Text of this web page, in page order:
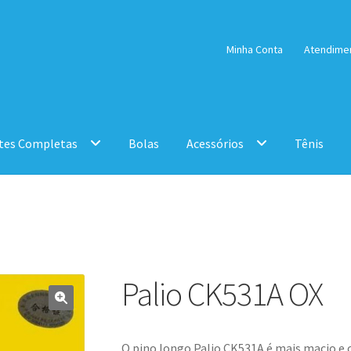
Minha Conta
Completas Bolas Acessórios Tênis
Palio CK531A OX
O pino longo Palio CK531A é mais macio